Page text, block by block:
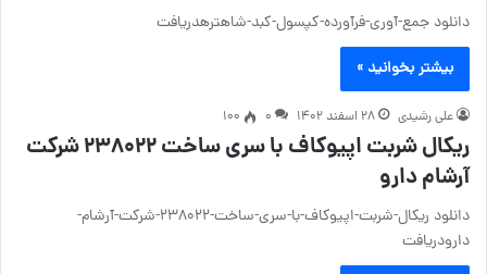
دانلود جمع-آوری-فرآورده-کپسول-کبد-شاهترهدریافت
بیشتر بخوانید »
علی رشیدی ۲۸ اسفند ۱۴۰۲ ۰ 100
ریکال شربت اپیوکاف با سری ساخت ۲۳۸۰۲۲ شرکت
آرشام دارو
دانلود ریکال-شربت-اپیوکاف-با-سری-ساخت-۲۳۸۰۲۲-شرکت-آرشام-
دارودریافت